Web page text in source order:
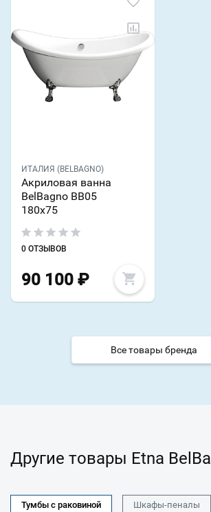
ИТАЛИЯ (BELBAGNO)
Акриловая ванна
BelBagno BB05
180х75
0 ОТЗЫВОВ
90 100 ₽
Все товары бренда
Другие товары Etna
Тумбы с раковиной Шкафы-пеналы